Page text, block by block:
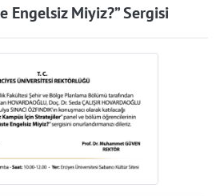
Engelsiz Miyiz?” Sergisi